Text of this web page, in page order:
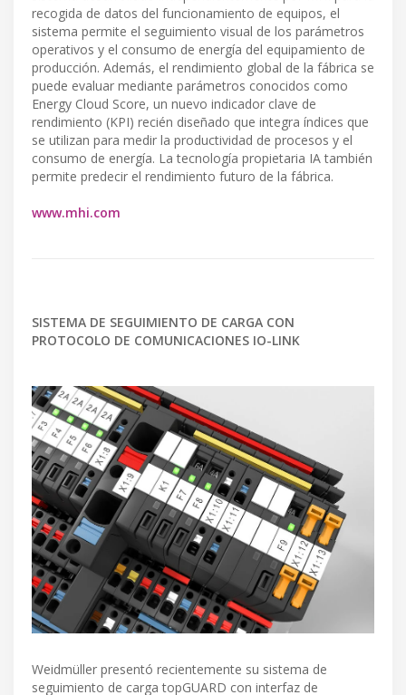
recogida de datos del funcionamiento de equipos, el
sistema permite el seguimiento visual de los parámetros
operativos y el consumo de energía del equipamiento de
producción. Además, el rendimiento global de la fábrica se
puede evaluar mediante parámetros conocidos como
Energy Cloud Score, un nuevo indicador clave de
rendimiento (KPI) recién diseñado que integra índices que
se utilizan para medir la productividad de procesos y el
consumo de energía. La tecnología propietaria IA también
permite predecir el rendimiento futuro de la fábrica.
www.mhi.com
SISTEMA DE SEGUIMIENTO DE CARGA CON
PROTOCOLO DE COMUNICACIONES IO-LINK
Weidmüller presentó recientemente su sistema de
seguimiento de carga topGUARD con interfaz de